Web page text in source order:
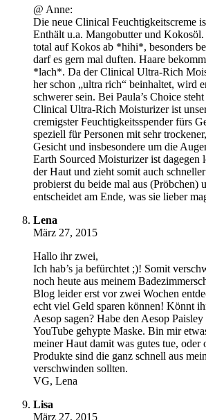
@ Anne:
Die neue Clinical Feuchtigkeitscreme
Enthält u.a. Mangobutter und
total auf Kokos ab *hihi*, besonders
darf es gern mal duften. Haare
*lach*. Da der Clinical Ultra-Rich
her schon „ultra rich“ beinhaltet, wird
schwerer sein. Bei Paula’s Choice
Clinical Ultra-Rich Moisturizer ist
cremigster Feuchtigkeitsspender fürs
speziell für Personen mit sehr
Gesicht und insbesondere um die
Earth Sourced Moisturizer ist dagegen
der Haut und zieht somit auch
probierst du beide mal aus (Pröbchen)
entscheidet am Ende, was sie lieber
Lena
März 27, 2015
Hallo ihr zwei,
Ich hab’s ja befürchtet ;)! Somit
noch heute aus meinem
Blog leider erst vor zwei Wochen
echt viel Geld sparen können! Könnt
Aesop sagen? Habe den Aesop
YouTube gehypte Maske. Bin mir
meiner Haut damit was gutes tue, oder
Produkte sind die ganz schnell aus
verschwinden sollten.
VG, Lena
Lisa
März 27, 2015